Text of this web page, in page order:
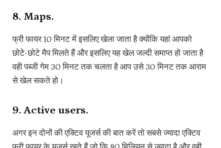
8. Maps.
फ्री फायर 10 मिनट में इसलिए खेला जाता है क्योंकि यहां आपको
छोटे-छोटे मैप मिलते हैं और इसलिए यह खेल जल्दी समाप्त हो जाता है
वही पब्जी गेम 30 मिनट तक चलता है आप उसे 30 मिनट तक आराम
से खेल सकते हो।
9. Active users.
अगर इन दोनों की एक्टिव यूजर्स की बात करें तो सबसे ज्यादा एक्टिव